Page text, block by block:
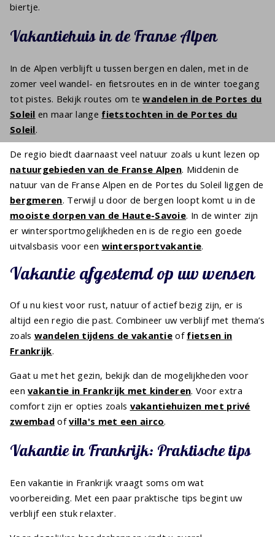
biertje.
Vakantiehuis in de Franse Alpen
In de Alpen verblijft u tussen bergen en dalen, met in de
zomer veel wandel- en fietsroutes en in de winter toegang
tot pistes. Bekijk routes om tewandelen in de Portes du
Soleil en maar lange fietstochten in de Portes du
Soleil.
De regio biedt daarnaast veel natuur zoals u kunt lezen op
natuurgebieden van de Franse Alpen. Middenin de
natuur van de Franse Alpen en de Portes du Soleil liggen de
bergmeren. Terwijl u door de bergen loopt komt u in de
mooiste dorpen van de Haute-Savoie. In de winter zijn
er wintersportmogelijkheden en is de regio een goede
uitvalsbasis voor een wintersportvakantie.
Vakantie afgestemd op uw wensen
Of u nu kiest voor rust, natuur of actief bezig zijn, er is
altijd een regio die past. Combineer uw verblijf met thema’s
zoals wandelen tijdens de vakantie of fietsen in
Frankrijk.
Gaat u met het gezin, bekijk dan de mogelijkheden voor
eenvakantie in Frankrijk met kinderen. Voor extra
comfort zijn er opties zoals vakantiehuizen met privé
zwembad ofvilla's met een airco.
Vakantie in Frankrijk: Praktische tips
Een vakantie in Frankrijk vraagt soms om wat
voorbereiding. Met een paar praktische tips begint uw
verblijf een stuk relaxter.